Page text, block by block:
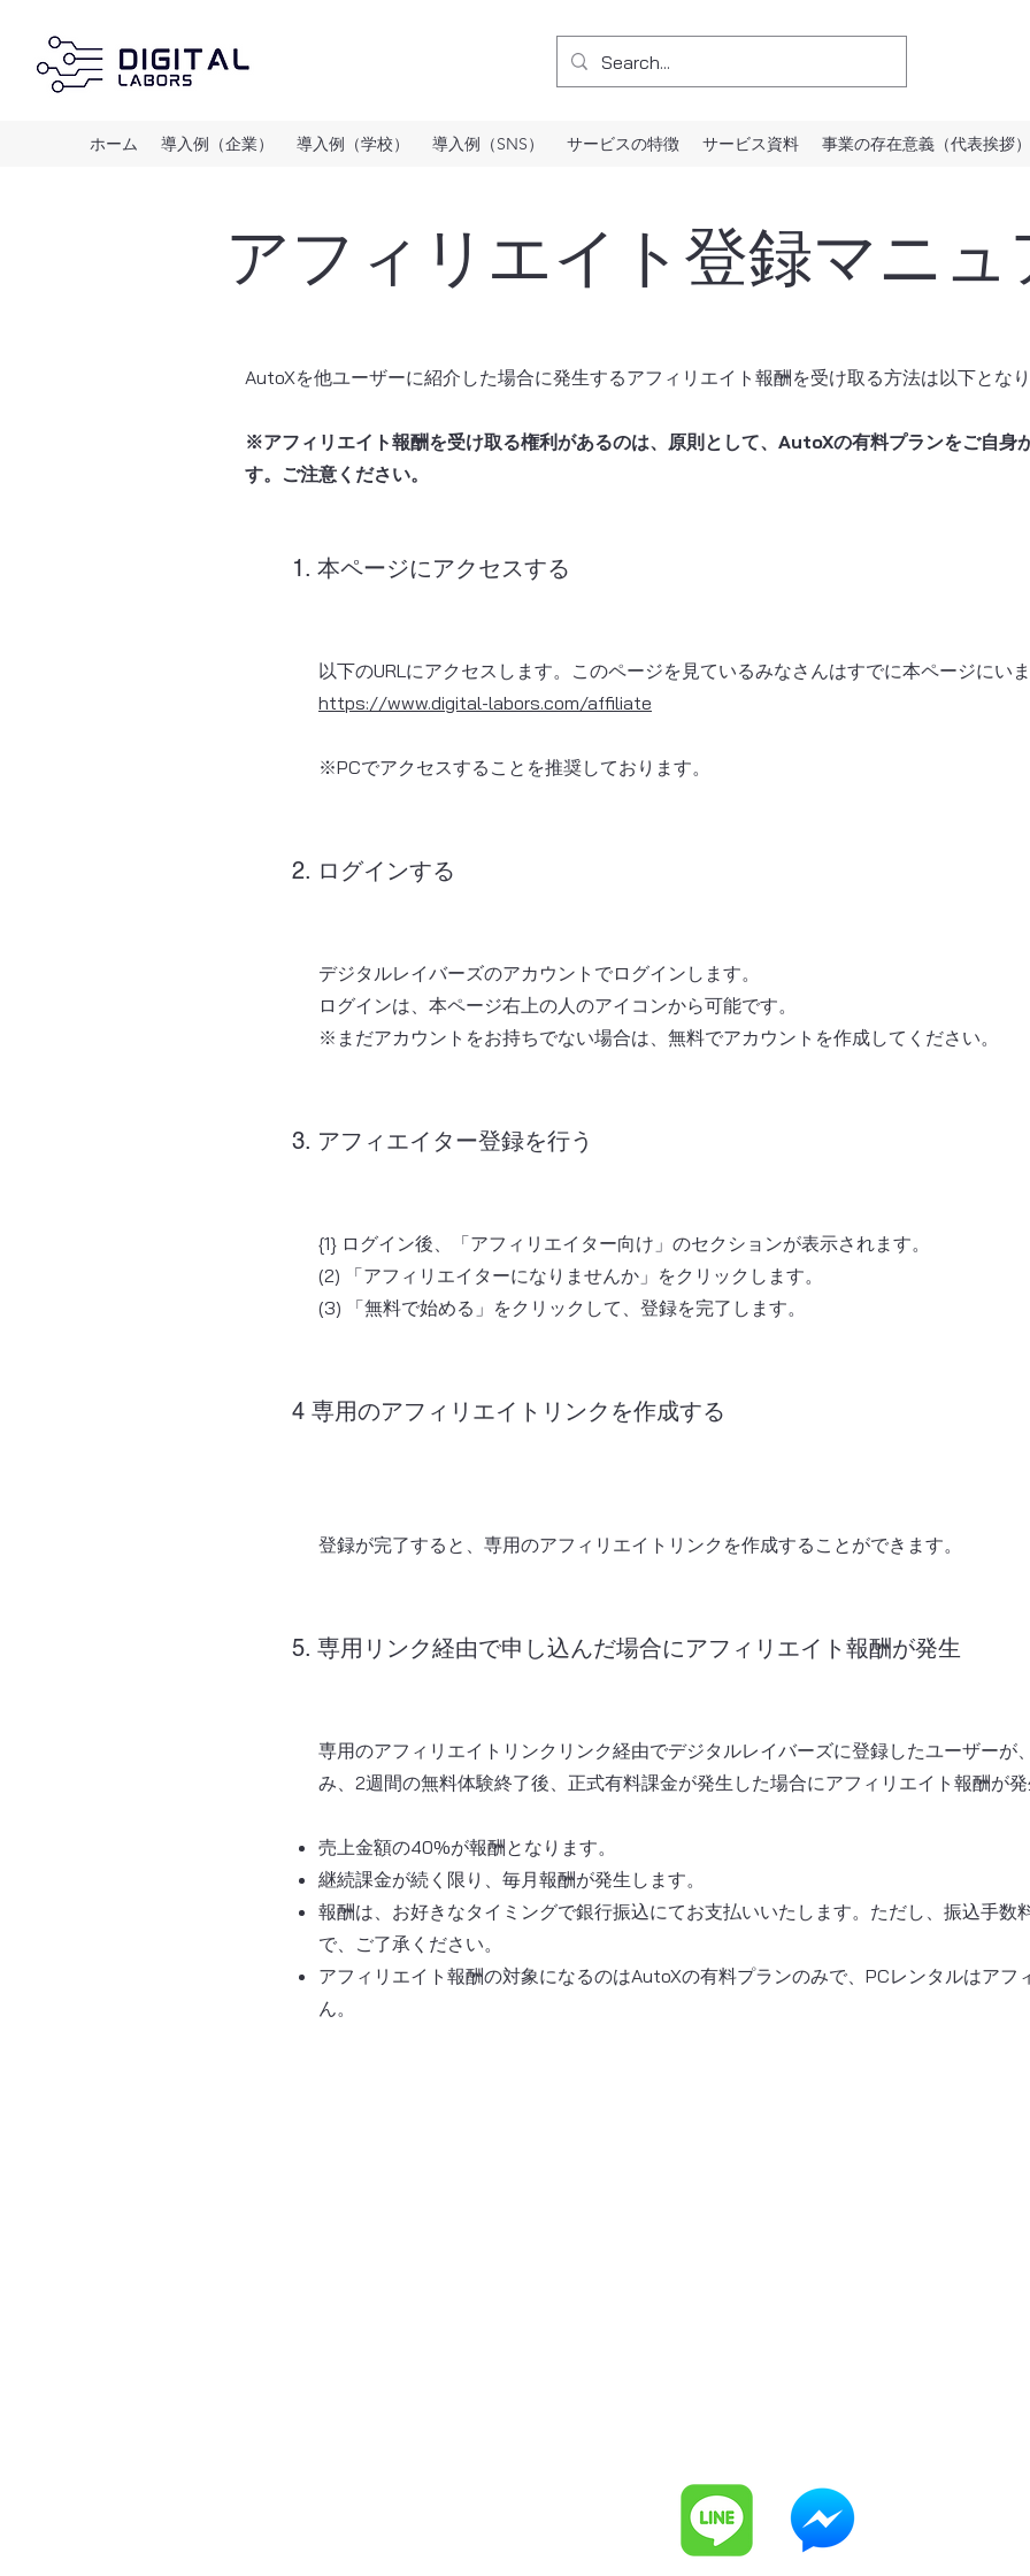
ホーム 導入例（企業） 導入例（学校） 導入例（SNS） サービスの特徴 サービス資料 事業の存在意義（代表挨拶）
アフィリエイト登録マニュ
AutoXを他ユーザーに紹介した場合に発生するアフィリエイト報酬を受け取る方法は以下とな
※アフィリエイト報酬を受け取る権利があるのは、原則として、AutoXの有料プランをご自身
す。ご注意ください。
1. 本ページにアクセスする
以下のURLにアクセスします。このページを見ているみなさんはすでに本ページにい
https://www.digital-labors.com/affiliate
※PCでアクセスすることを推奨しております。
2. ログインする
デジタルレイバーズのアカウントでログインします。
​ログインは、本ページ右上の人のアイコンから可能です。
※まだアカウントをお持ちでない場合は、無料でアカウントを作成してください。
3. アフィエイター登録を行う
{1} ログイン後、「アフィリエイター向け」のセクションが表示されます。
(2) 「アフィリエイターになりませんか」をクリックします。
(3) 「無料で始める」をクリックして、登録を完了します。
4 専用のアフィリエイトリンクを作成する
登録が完了すると、専用のアフィリエイトリンクを作成することができます。
5. 専用リンク経由で申し込んだ場合にアフィリエイト報酬が発生
専用のアフィリエイトリンクリンク経由でデジタルレイバーズに登録したユーザーが
み、2週間の無料体験終了後、正式有料課金が発生した場合にアフィリエイト報酬が
売上金額の40%が報酬となります。
継続課金が続く限り、毎月報酬が発生します。
報酬は、お好きなタイミングで銀行振込にてお支払いいたします。ただし、振込手数
で、ご了承ください。
アフィリエイト報酬の対象になるのはAutoXの有料プランのみで、PCレンタルはアフ
ん。